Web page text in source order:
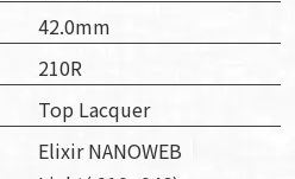
42.0mm
210R
Top Lacquer
Elixir NANOWEB